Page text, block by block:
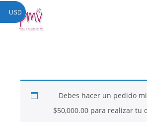
Debes hacer un pedido
$50,000.00para realizar tu
USD